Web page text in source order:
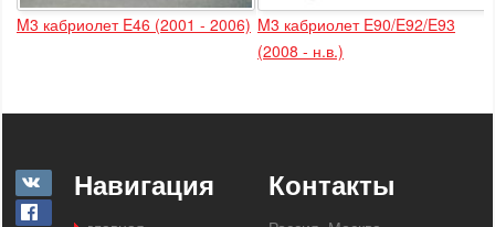
M3 кабриолет E46 (2001 - 2006) M3 кабриолет E90/E92/E93
(2008 - н.в.)
Навигация Контакты